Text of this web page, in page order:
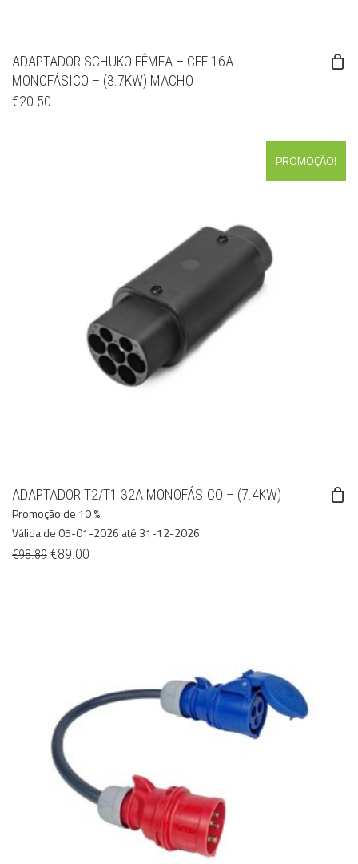
ADAPTADOR SCHUKO FÊMEA – CEE 16A
MONOFÁSICO – (3.7KW) MACHO
€20.50
PROMOÇÃO!
ADAPTADOR T2/T1 32A MONOFÁSICO – (7.4KW)
Promoção de 10 %
Válida de 05-01-2026 até 31-12-2026
€98.89 €89.00